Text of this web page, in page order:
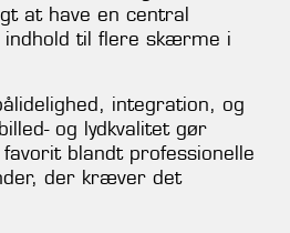
at have en central
til flere skærme i
integration, og
og lydkvalitet gør
blandt professionelle
der kræver det